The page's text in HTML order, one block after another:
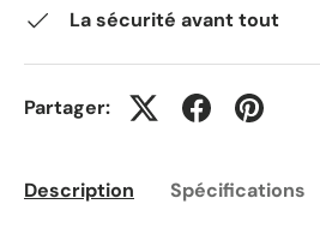
La sécurité avant tout
Partager:
Description Spécifications